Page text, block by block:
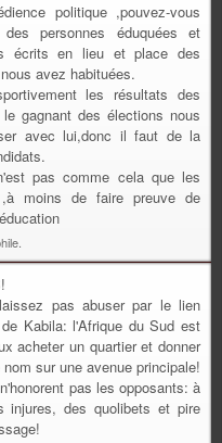
politique ,pouvez-vous
personnes éduquées et
écrits en lieu et place des
avez habituées.
les résultats des
gagnant des élections nous
avec lui,donc il faut de la
pas comme cela que les
moins de faire preuve de
pas abuser par le lien
Kabila: l'Afrique du Sud est
acheter un quartier et donner
sur une avenue principale!
pas les opposants: à
des quolibets et pire